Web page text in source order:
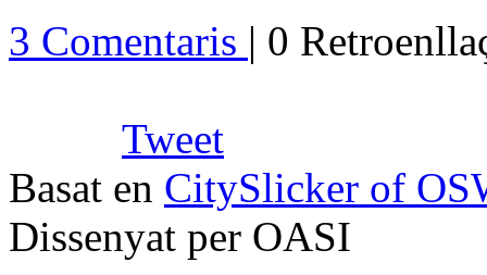
3 Comentaris | 0
Tweet
Basat en CitySlicker of
Dissenyat per OASI